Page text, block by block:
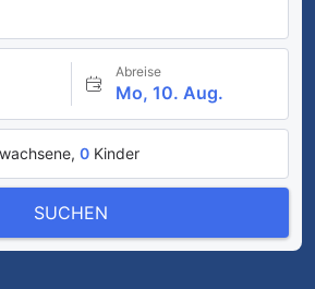
Abreise
Mo, 10. Aug.
0 Kinder
SUCHEN